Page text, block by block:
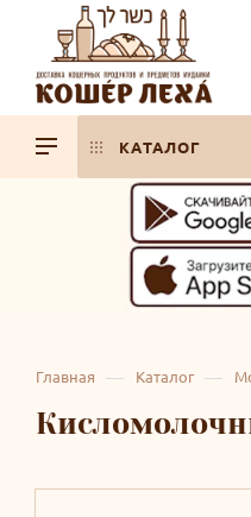
КАТАЛОГ
Главная — Каталог —